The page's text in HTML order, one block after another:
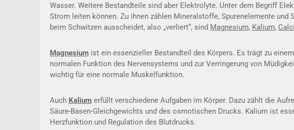
Wasser. Weitere Bestandteile sind aber Elektrolyte. Unter dem Begriff
Strom leiten können. Zu ihnen zählen Mineralstoffe, Spurenelemente und
beim Schwitzen ausscheidet, also „verliert“, sind Magnesium, Kalium,
Magnesiumist ein essenzieller Bestandteil des Körpers. Es trägt zu
normalen Funktion des Nervensystems und zur Verringerung von
wichtig für eine normale Muskelfunktion.
Auch Kaliumerfüllt verschiedene Aufgaben im Körper. Dazu zählt die
Säure-Basen-Gleichgewichts und des osmotischen Drucks. Kalium ist
Herzfunktion und Regulation des Blutdrucks.